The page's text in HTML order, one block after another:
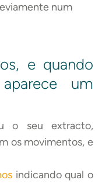
num
e quando
um
o seu extracto,
os movimentos, e
indicando qual o